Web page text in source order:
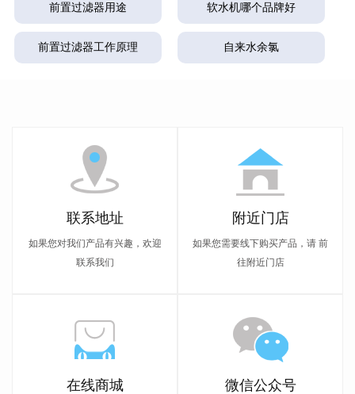
前置过滤器用途 软水机哪个品牌好
前置过滤器工作原理 自来水余氯
联系地址
如果您对我们产品有兴趣，欢迎
联系我们
附近门店
如果您需要线下购买产品，请 前
往附近门店
在线商城 微信公众号